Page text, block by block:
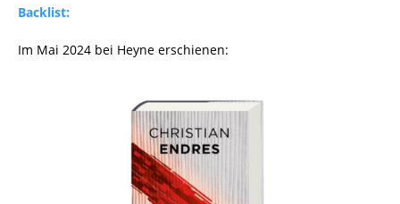
Backlist:
Im Mai 2024 bei Heyne erschienen: